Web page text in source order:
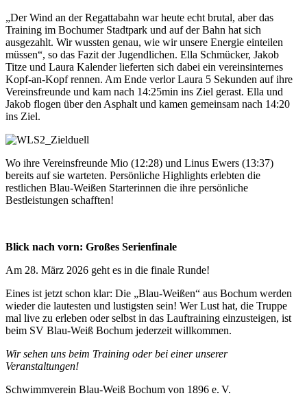
„Der Wind an der Regattabahn war heute echt brutal, aber das
Training im Bochumer Stadtpark und auf der Bahn hat sich
ausgezahlt. Wir wussten genau, wie wir unsere Energie einteilen
müssen“, so das Fazit der Jugendlichen. Ella Schmücker, Jakob
Titze und Laura Kalender lieferten sich dabei ein vereinsinternes
Kopf-an-Kopf rennen. Am Ende verlor Laura 5 Sekunden auf ihre
Vereinsfreunde und kam nach 14:25min ins Ziel gerast. Ella und
Jakob flogen über den Asphalt und kamen gemeinsam nach 14:20
ins Ziel.
Wo ihre Vereinsfreunde Mio (12:28) und Linus Ewers (13:37)
bereits auf sie warteten. Persönliche Highlights erlebten die
restlichen Blau-Weißen Starterinnen die ihre persönliche
Bestleistungen schafften!
Blick nach vorn: Großes Serienfinale
Am 28. März 2026 geht es in die finale Runde!
Eines ist jetzt schon klar: Die „Blau-Weißen“ aus Bochum werden
wieder die lautesten und lustigsten sein! Wer Lust hat, die Truppe
mal live zu erleben oder selbst in das Lauftraining einzusteigen, ist
beim SV Blau-Weiß Bochum jederzeit willkommen.
Wir sehen uns beim Training oder bei einer unserer
Veranstaltungen!
Schwimmverein Blau-Weiß Bochum von 1896 e. V.